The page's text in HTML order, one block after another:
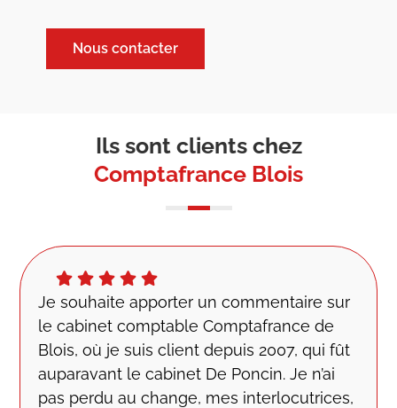
Nous contacter
Ils sont clients chez
Comptafrance Blois
Je souhaite apporter un commentaire sur
le cabinet comptable Comptafrance de
Blois, où je suis client depuis 2007, qui fût
auparavant le cabinet De Poncin. Je n’ai
pas perdu au change, mes interlocutrices,